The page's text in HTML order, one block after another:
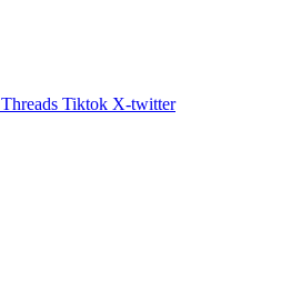
Threads Tiktok X-twitter